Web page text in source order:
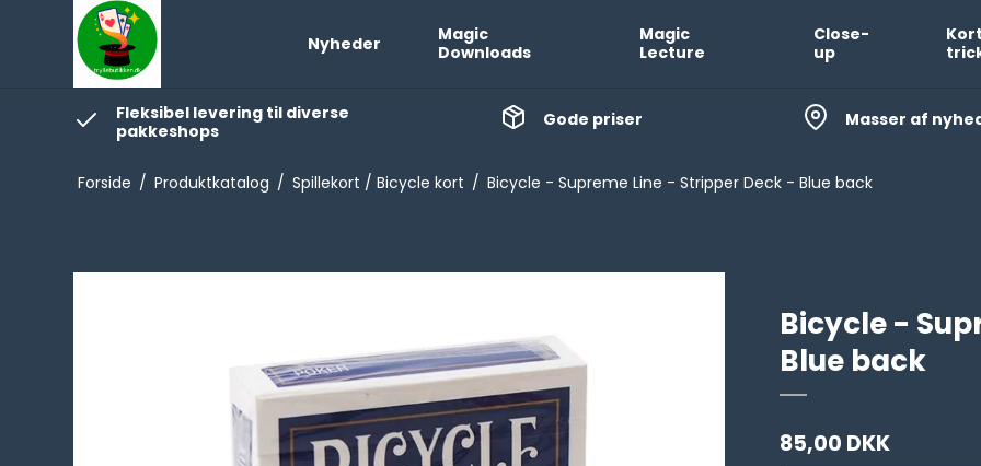
Nyheder
Magic
Downloads
Magic
Lecture
Close-
up
Fleksibel levering til diverse
pakkeshops
Gode priser Masser af
Forside / Produktkatalog / Spillekort / Bicycle kort / Bicycle - Supreme Line - Stripper Deck - Blue back
Bicycle -
Blue back
85,00 DKK